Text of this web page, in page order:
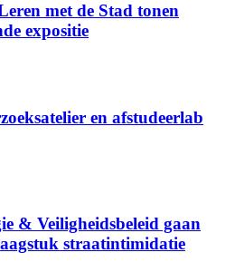
met de Stad tonen
expositie
en afstudeerlab
& Veiligheidsbeleid gaan
straatintimidatie